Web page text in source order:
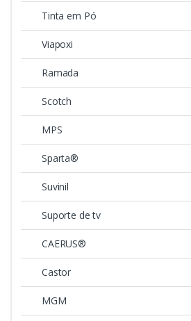
Tinta em Pó
Viapoxi
Ramada
Scotch
MPS
Sparta®
Suvinil
Suporte de tv
CAERUS®
Castor
MGM